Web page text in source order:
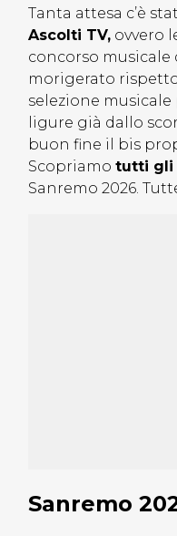
Tanta attesa c’è
Ascolti TV, ovvero
concorso musicale
morigerato
selezione
ligure già dallo
buon fine il bis
Scopriamo tutti gli
Sanremo 2026.
Sanremo